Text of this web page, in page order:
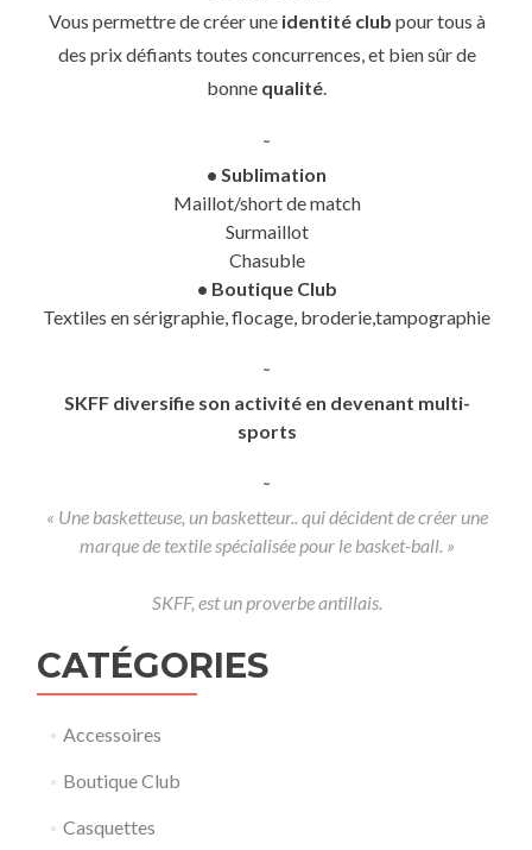
Vous permettre de créer une identité club pour tous à
des prix défiants toutes concurrences, et bien sûr de
bonne qualité.
˜
• Sublimation
Maillot/short de match
Surmaillot
Chasuble
• Boutique Club
Textiles en sérigraphie, flocage, broderie,tampographie
˜
SKFF diversifie son activité en devenant multi-
sports
˜
« Une basketteuse, un basketteur.. qui décident de créer une
marque de textile spécialisée pour le basket-ball. »
SKFF, est un proverbe antillais.
CATÉGORIES
Accessoires
Boutique Club
Casquettes